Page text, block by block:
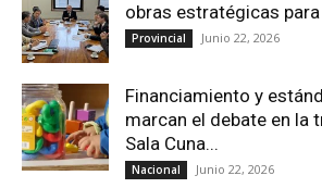
obras estratégicas
Provincial Junio 22, 2026
Financiamiento y
marcan el debate en la
Sala Cuna...
Nacional Junio 22, 2026